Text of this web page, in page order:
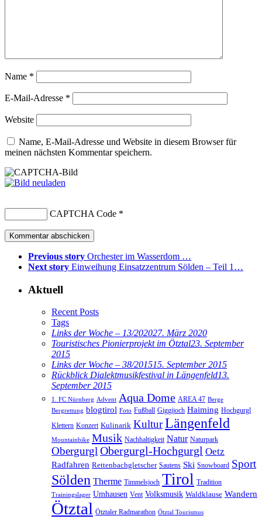
Name *
E-Mail-Adresse *
Website
Name, E-Mail-Adresse und Website in diesem Browser für
meinen nächsten Kommentar speichern.
CAPTCHA Code *
Previous story Orchester im Wasserdom …
Next story Einweihung Einsatzzentrum Sölden – Teil 1…
Aktuell
Recent Posts
Tags
Links der Woche – 13/202027. März 2020
Touristisches Pionierprojekt im Ötztal23. September
2015
Links der Woche – 38/201515. September 2015
Rückblick Dialektmusikfestival in Längenfeld13.
September 2015
1. FC Nürnberg Advent Aqua Dome AREA 47 Berge
Bergrettung blogtirol Foto Fußball Giggijoch Haiming Hochgurgl
Klettern Konzert Kulinarik KulturLängenfeld
Mountainbike Musik Nachhaltigkeit Natur Naturpark
ObergurglObergurgl-Hochgurgl Oetz
Radfahren Rettenbachgletscher Sautens Ski Snowboard Sport
Sölden Therme Timmelsjoch Tirol Tradition
Trainingslager Umhausen Vent Volksmusik Waldklause Wandern
Ötztal Ötztaler Radmarathon Ötztal Tourismus